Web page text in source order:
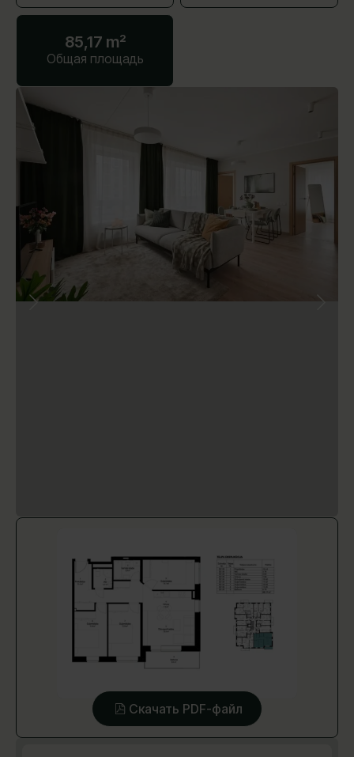
85,17 m²
Общая площадь
Скачать PDF-файл